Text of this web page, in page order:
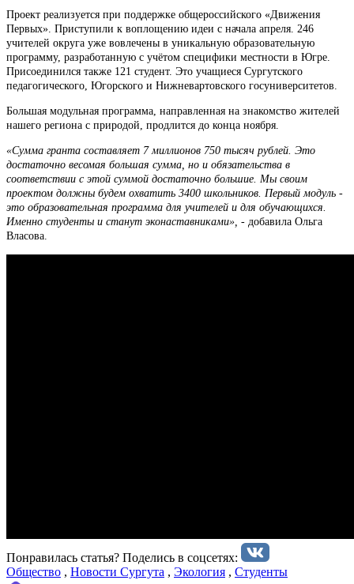
Проект реализуется при поддержке общероссийского «Движения
Первых». Приступили к воплощению идеи с начала апреля. 246
учителей округа уже вовлечены в уникальную образовательную
программу, разработанную с учётом специфики местности в Югре.
Присоединился также 121 студент. Это учащиеся Сургутского
педагогического, Югорского и Нижневартовского госуниверситетов.
Большая модульная программа, направленная на знакомство жителей
нашего региона с природой, продлится до конца ноября.
«Сумма гранта составляет 7 миллионов 750 тысяч рублей. Это
достаточно весомая большая сумма, но и обязательства в
соответствии с этой суммой достаточно большие. Мы своим
проектом должны будем охватить 3400 школьников. Первый модуль -
это образовательная программа для учителей и для обучающихся.
Именно студенты и станут эконаставниками», - добавила Ольга
Власова.
Понравилась статья? Поделиcь в соцсетях:
Общество , Новости Сургута , Экология , Студенты